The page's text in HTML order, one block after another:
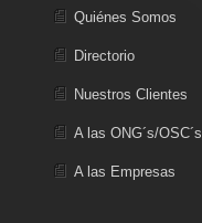
Quiénes Somos
Directorio
Nuestros Clientes
A las ONG´s/OSC´s
A las Empresas